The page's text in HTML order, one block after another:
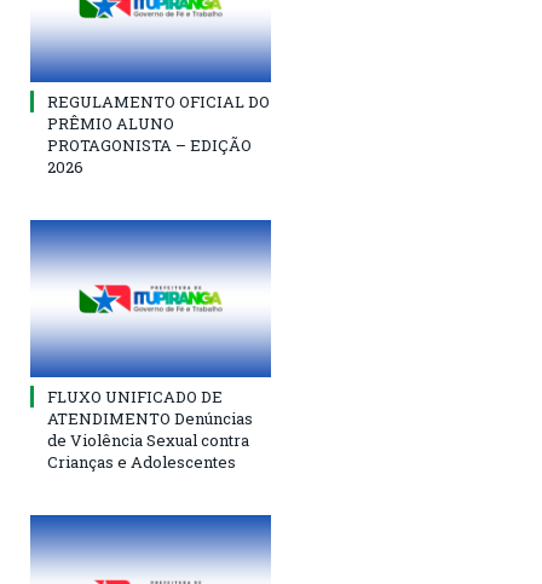
REGULAMENTO OFICIAL DO
PRÊMIO ALUNO
PROTAGONISTA – EDIÇÃO
2026
FLUXO UNIFICADO DE
ATENDIMENTO Denúncias
de Violência Sexual contra
Crianças e Adolescentes